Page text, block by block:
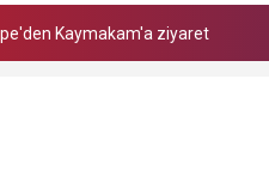
Kaymakam'a ziyaret